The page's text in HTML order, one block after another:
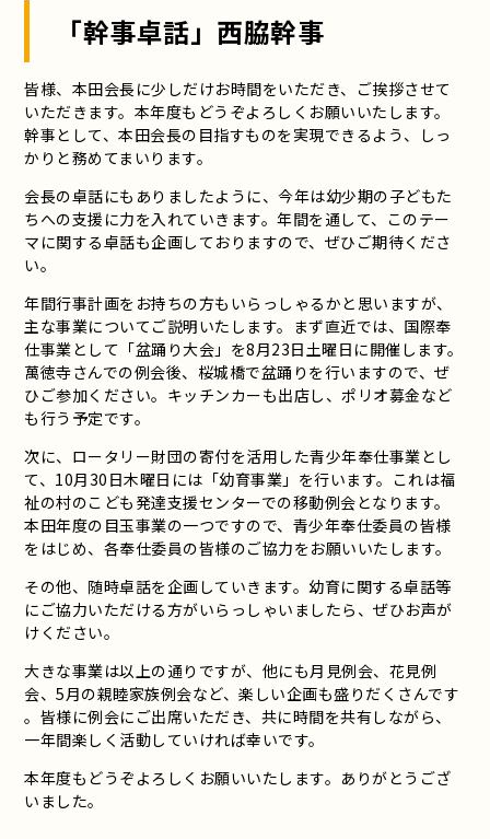
「幹事卓話」西脇幹事
皆様、本田会長に少しだけお時間をいただき、ご挨拶させて
いただきます。本年度もどうぞよろしくお願いいたします。
幹事として、本田会長の目指すものを実現できるよう、しっ
かりと務めてまいります。
会長の卓話にもありましたように、今年は幼少期の子どもた
ちへの支援に力を入れていきます。年間を通して、このテー
マに関する卓話も企画しておりますので、ぜひご期待くださ
い。
年間行事計画をお持ちの方もいらっしゃるかと思いますが、
主な事業についてご説明いたします。まず直近では、国際奉
仕事業として「盆踊り大会」を8月23日土曜日に開催します。
萬徳寺さんでの例会後、桜城橋で盆踊りを行いますので、ぜ
ひご参加ください。キッチンカーも出店し、ポリオ募金など
も行う予定です。
次に、ロータリー財団の寄付を活用した青少年奉仕事業とし
て、10月30日木曜日には「幼育事業」を行います。これは福
祉の村のこども発達支援センターでの移動例会となります。
本田年度の目玉事業の一つですので、青少年奉仕委員の皆様
をはじめ、各奉仕委員の皆様のご協力をお願いいたします。
その他、随時卓話を企画していきます。幼育に関する卓話等
にご協力いただける方がいらっしゃいましたら、ぜひお声が
けください。
大きな事業は以上の通りですが、他にも月見例会、花見例
会、5月の親睦家族例会など、楽しい企画も盛りだくさんです
。皆様に例会にご出席いただき、共に時間を共有しながら、
一年間楽しく活動していければ幸いです。
本年度もどうぞよろしくお願いいたします。ありがとうござ
いました。